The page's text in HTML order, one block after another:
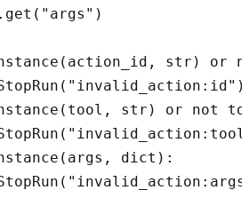
str) or
str) or not
dict):